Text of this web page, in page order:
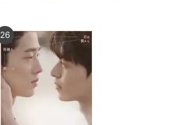
26